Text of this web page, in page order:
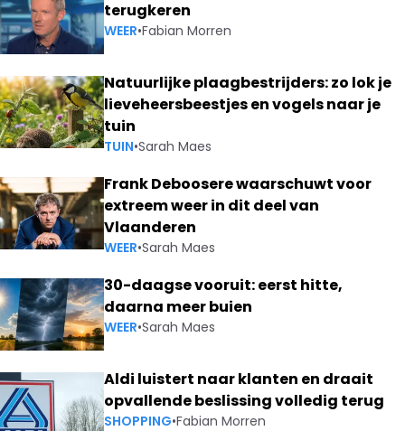
terugkeren
WEER•Fabian Morren
Natuurlijke plaagbestrijders: zo lok je
lieveheersbeestjes en vogels naar je
tuin
TUIN•Sarah Maes
Frank Deboosere waarschuwt voor
extreem weer in dit deel van
Vlaanderen
WEER•Sarah Maes
30-daagse vooruit: eerst hitte,
daarna meer buien
WEER•Sarah Maes
Aldi luistert naar klanten en draait
opvallende beslissing volledig terug
SHOPPING•Fabian Morren